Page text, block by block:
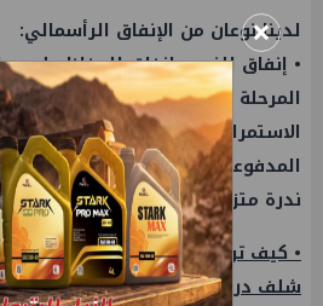
لدينا نوعان من الإنفاق الرأسمالي:
• إنفاق للنمو وإنفاق للحفاظ على
المرحلة المقبلة سنركز بدرجة أكبر
الاستمرار في الاستثمار
المدفوعة بالتكنولوجيا، أو في
ندرة متزايدة في الأصول.
• كيف ترون مستقبل أديس بعد
شلف درلنج؟
×